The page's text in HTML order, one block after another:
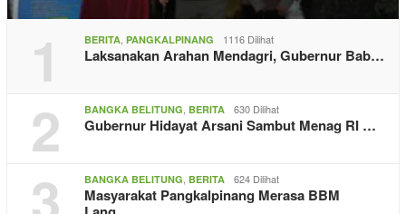
1 BERITA PANGKALPINANG 1116 Dilihat
Laksanakan Arahan Mendagri, Gubernur Bab…
2 BANGKA BELITUNG BERITA 630 Dilihat
Gubernur Hidayat Arsani Sambut Menag RI …
BANGKA BELITUNG BERITA 624 Dilihat
Masyarakat Pangkalpinang Merasa BBM